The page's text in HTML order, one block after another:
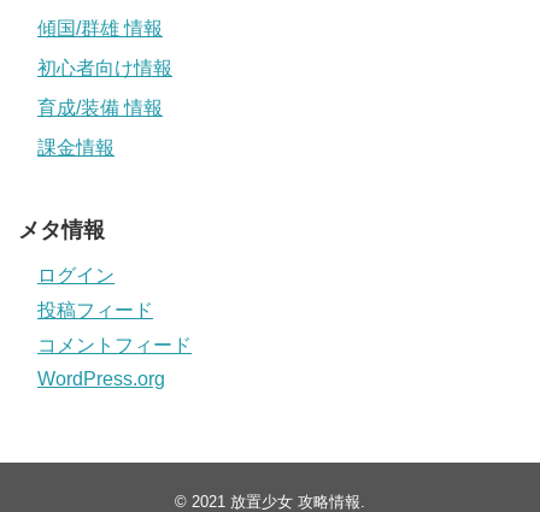
傾国/群雄 情報
初心者向け情報
育成/装備 情報
課金情報
メタ情報
ログイン
投稿フィード
コメントフィード
WordPress.org
© 2021 放置少女 攻略情報